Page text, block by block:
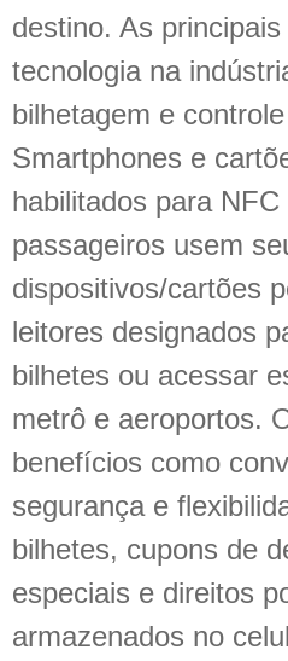
destino. As
tecnologia na
bilhetagem e
Smartphones e
habilitados para
passageiros usem
dispositivos/cartões
leitores designados
bilhetes ou acessar
metrô e aeroportos.
benefícios como
segurança e
bilhetes, cupons de
especiais e direitos
armazenados no